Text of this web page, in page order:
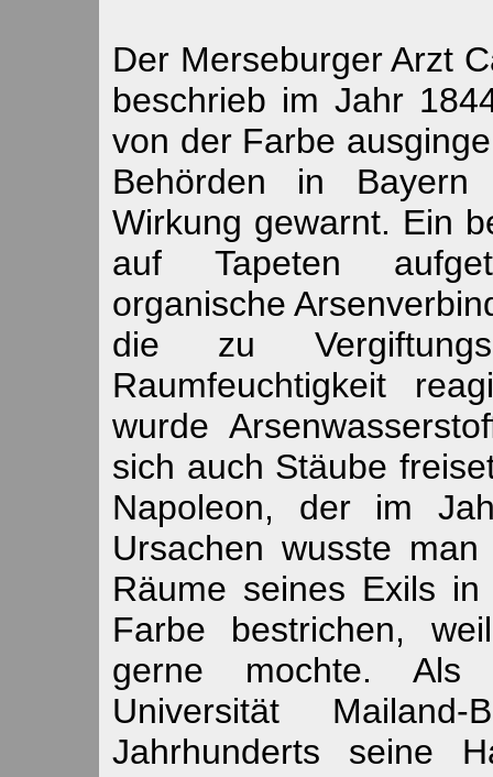
Der Merseburger Arzt
beschrieb im Jahr
von der Farbe
Behörden in
Wirkung gewarnt. Ein
auf Tapeten
organische
die zu
Raumfeuchtigkeit
wurde
sich auch Stäube
Napoleon, der im
Ursachen wusste
Räume seines Exils
Farbe bestrichen,
gerne mochte. Als
Universität
Jahrhunderts seine